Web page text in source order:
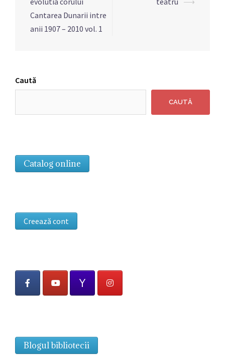
Cantarea Dunarii intre
anii 1907 – 2010 vol. 1
Caută
CAUTĂ
Catalog online
Creează cont
Blogul bibliotecii